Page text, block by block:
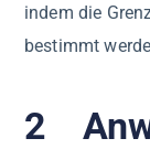
indem die
bestimmt
2